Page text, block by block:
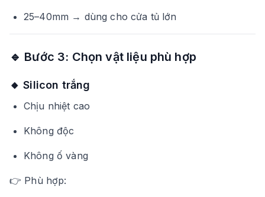
25–40mm → dùng cho cửa tủ lớn
🔹 Bước 3: Chọn vật liệu phù hợp
🔸 Silicon trắng
Chịu nhiệt cao
Không độc
Không ố vàng
👉 Phù hợp: